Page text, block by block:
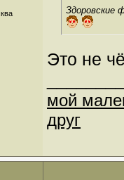
Здоровские
Это не
мой
друг